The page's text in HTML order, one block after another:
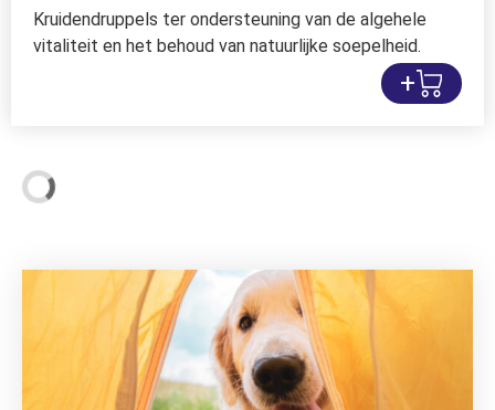
Kruidendruppels ter ondersteuning van de algehele
vitaliteit en het behoud van natuurlijke soepelheid.
+